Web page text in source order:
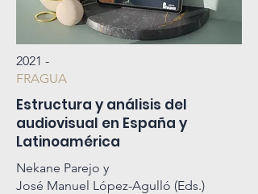
2021 -
FRAGUA
Estructura y análisis del
audiovisual en España y
Latinoamérica
Nekane Parejo y
José Manuel López-Agulló (Eds.)